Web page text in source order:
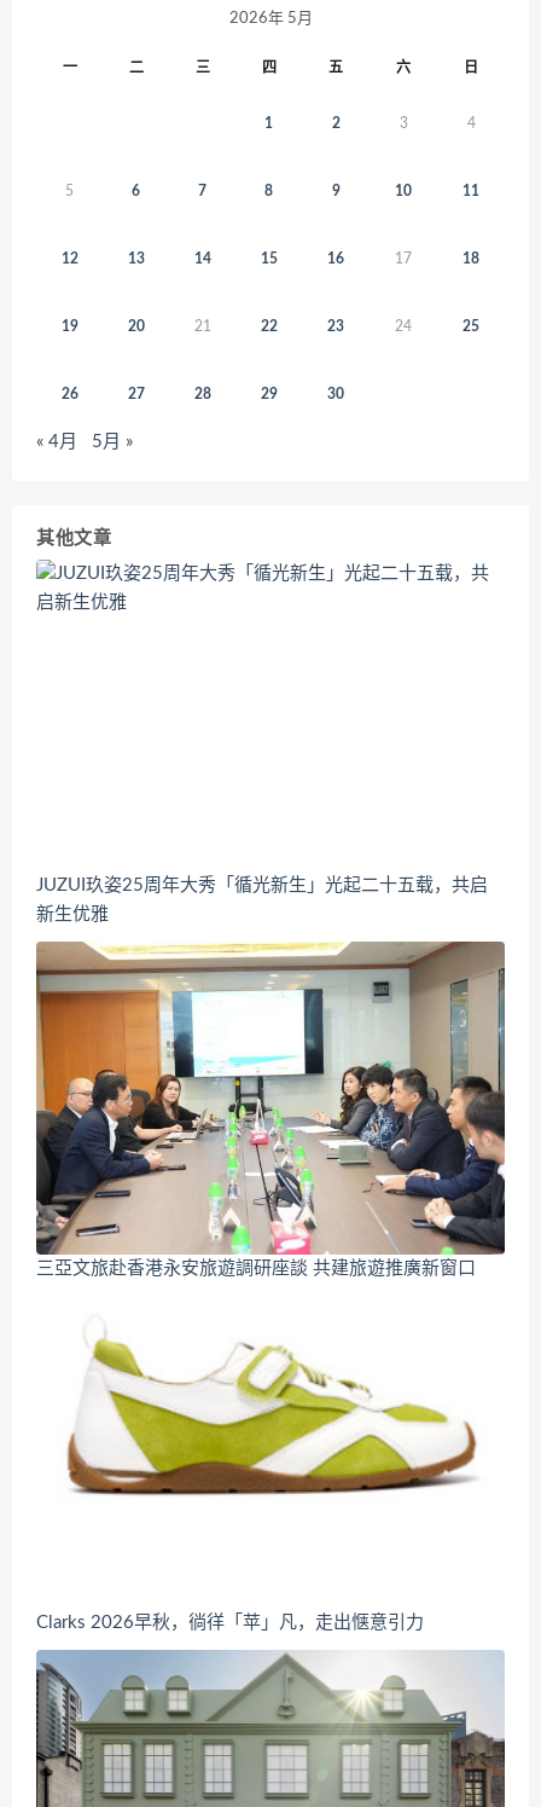
2026年 5月
一 二 三 四 五 六 日
1 2 3 4
5 6 7 8 9 10 11
12 13 14 15 16 17 18
19 20 21 22 23 24 25
26 27 28 29 30
« 4月 5月 »
其他文章
JUZUI玖姿25周年大秀「循光新生」光起二十五载，共启
新生优雅
三亞文旅赴香港永安旅遊調研座談 共建旅遊推廣新窗口
Clarks 2026早秋，徜徉「苹」凡，走出惬意引力